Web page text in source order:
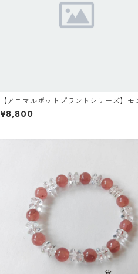
【アニマルポットプラントシリーズ】モ
ー×セレウス×丸サボテン
¥8,800